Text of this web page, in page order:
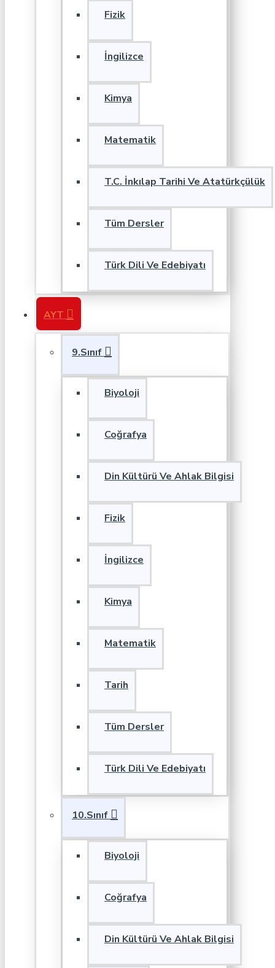
Fizik
İngilizce
Kimya
Matematik
T.C. İnkılap Tarihi Ve Atatürkçülük
Tüm Dersler
Türk Dili Ve Edebiyatı
AYT
9.Sınıf
Biyoloji
Coğrafya
Din Kültürü Ve Ahlak Bilgisi
Fizik
İngilizce
Kimya
Matematik
Tarih
Tüm Dersler
Türk Dili Ve Edebiyatı
10.Sınıf
Biyoloji
Coğrafya
Din Kültürü Ve Ahlak Bilgisi